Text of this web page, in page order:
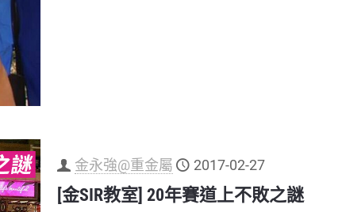
金永強@重金屬 2017-02-27
[金SIR教室] 20年賽道上不敗之謎